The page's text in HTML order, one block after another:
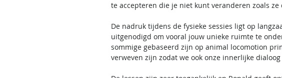
te accepteren die je niet kunt veranderen zoals
De nadruk tijdens de fysieke sessies ligt op
uitgenodigd om vooral jouw unieke ruimte te
sommige gebaseerd zijn op animal locomotion
verweven zijn zodat we ook onze innerlijke